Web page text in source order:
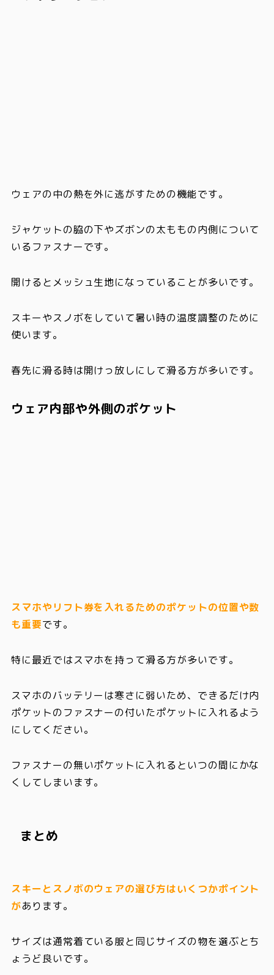
ウェアの中の熱を外に逃がすための機能です。
ジャケットの脇の下やズボンの太ももの内側について
いるファスナーです。
開けるとメッシュ生地になっていることが多いです。
スキーやスノボをしていて暑い時の温度調整のために
使います。
春先に滑る時は開けっ放しにして滑る方が多いです。
ウェア内部や外側のポケット
スマホやリフト券を入れるためのポケットの位置や数
も重要です。
特に最近ではスマホを持って滑る方が多いです。
スマホのバッテリーは寒さに弱いため、できるだけ内
ポケットのファスナーの付いたポケットに入れるよう
にしてください。
ファスナーの無いポケットに入れるといつの間にかな
くしてしまいます。
まとめ
スキーとスノボのウェアの選び方はいくつかポイント
があります。
サイズは通常着ている服と同じサイズの物を選ぶとち
ょうど良いです。